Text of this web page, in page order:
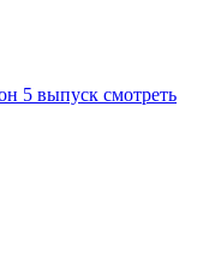
5 выпуск смотреть